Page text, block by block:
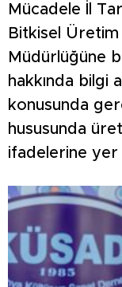
Mücadele İl
Bitkisel Üretim
Müdürlüğüne
hakkında bilgi
konusunda
hususunda
ifadelerine yer